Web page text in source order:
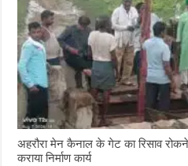
अहरौरा मेन कैनाल के गेट का रिसाव
कराया निर्माण कार्य